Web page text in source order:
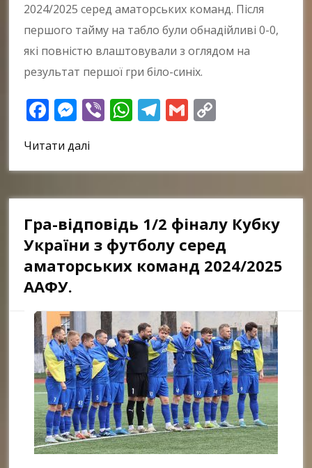
2024/2025 серед аматорських команд. Після
першого тайму на табло були обнадійливі 0-0,
які повністю влаштовували з оглядом на
результат першої гри біло-синіх.
Facebook
Messenger
ViberWhatsApp
Telegram
Gmail
Читати далі
Гра-відповідь 1/2 фіналу Кубку
України з футболу серед
аматорських команд 2024/2025
ААФУ.